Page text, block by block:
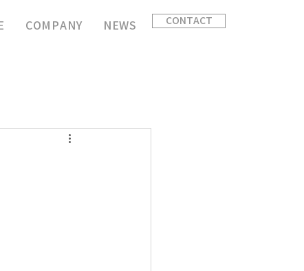
COMPANY NEWS CONTACT